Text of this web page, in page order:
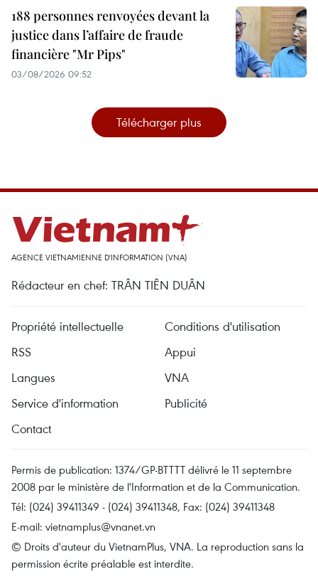
188 personnes renvoyées devant la
justice dans l’affaire de fraude
financière "Mr Pips"
03/08/2026 09:52
Télécharger plus
AGENCE VIETNAMIENNE D'INFORMATION (VNA)
Rédacteur en chef: TRÂN TIÊN DUÂN
Propriété intellectuelle
Conditions d'utilisation
RSS
Appui
Langues
VNA
Service d'information
Publicité
Contact
Permis de publication: 1374/GP-BTTTT délivré le 11 septembre
2008 par le ministère de l'Information et de la Communication.
Tél: (024) 39411349 - (024) 39411348, Fax: (024) 39411348
E-mail: vietnamplus@vnanet.vn
© Droits d'auteur du VietnamPlus, VNA. La reproduction sans la
permission écrite préalable est interdite.